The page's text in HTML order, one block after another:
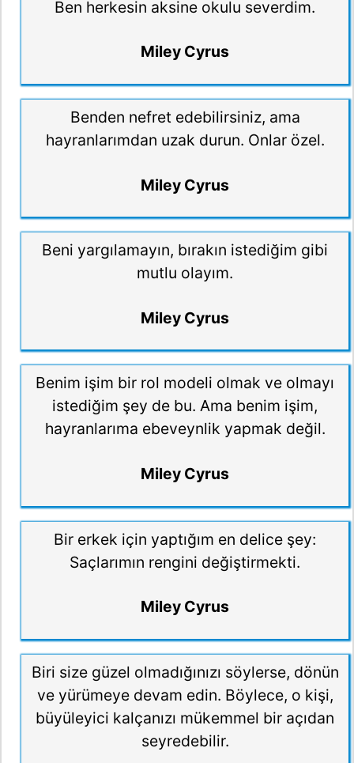
Ben herkesin aksine okulu severdim.
Miley Cyrus
Benden nefret edebilirsiniz, ama
hayranlarımdan uzak durun. Onlar özel.
Miley Cyrus
Beni yargılamayın, bırakın istediğim gibi
mutlu olayım.
Miley Cyrus
Benim işim bir rol modeli olmak ve olmayı
istediğim şey de bu. Ama benim işim,
hayranlarıma ebeveynlik yapmak değil.
Miley Cyrus
Bir erkek için yaptığım en delice şey:
Saçlarımın rengini değiştirmekti.
Miley Cyrus
Biri size güzel olmadığınızı söylerse, dönün
ve yürümeye devam edin. Böylece, o kişi,
büyüleyici kalçanızı mükemmel bir açıdan
seyredebilir.